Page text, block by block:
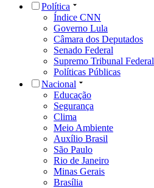
Política
Índice CNN
Governo Lula
Câmara dos Deputados
Senado Federal
Supremo Tribunal Federal
Políticas Públicas
Nacional
Educação
Segurança
Clima
Meio Ambiente
Auxílio Brasil
São Paulo
Rio de Janeiro
Minas Gerais
Brasília